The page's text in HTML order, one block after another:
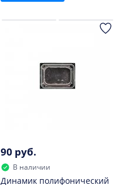
90 руб.
В наличии
Динамик полифонический